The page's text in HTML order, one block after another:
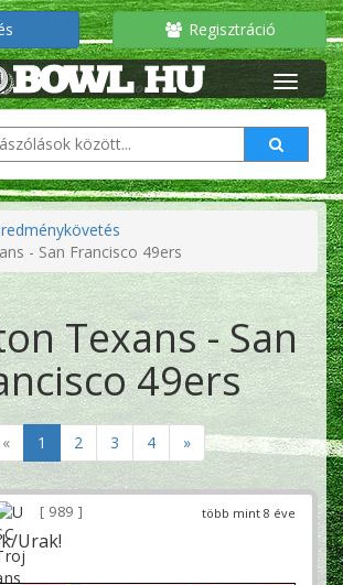
Regisztráció
- San Francisco 49ers
Texans - San
49ers
« 1 2 3 4 »
több mint 8 éve
989
Urak!